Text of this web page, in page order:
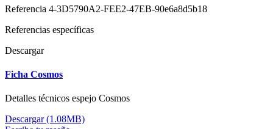
Referencia 4-3D5790A2-FEE2-47EB-90e6a8d5b18
Referencias específicas
Descargar
Ficha Cosmos
Detalles técnicos espejo Cosmos
Descargar (1.08MB)